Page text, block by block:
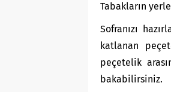
Tabakların
Sofranızı
katlanan
peçetelik
bakabilirsiniz.